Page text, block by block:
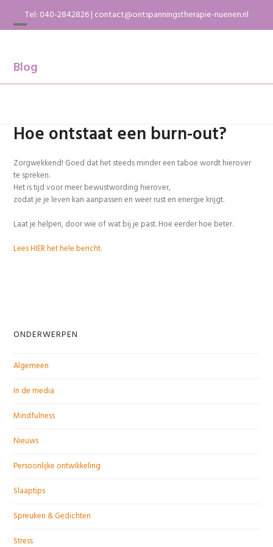
content
Tel: 040-2842826| contact@ontspanningstherapie-nuenen.nl
Open
menu
Close
menu
Blog
Hoe ontstaat een burn-out?
Zorgwekkend! Goed dat het steeds minder een taboe wordt hierover
te spreken.
Het is tijd voor meer bewustwording hierover,
zodat je je leven kan aanpassen en weer rust en energie krijgt.
Laat je helpen, door wie of wat bij je past. Hoe eerder hoe beter.
Lees HIER het hele bericht.
ONDERWERPEN
Algemeen
In de media
Mindfulness
Nieuws
Persoonlijke ontwikkeling
Slaaptips
Spreuken & Gedichten
Stress